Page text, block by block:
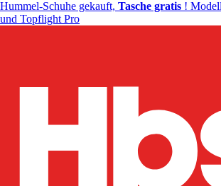
Hummel-Schuhe gekauft, Tasche gratis !
und Topflight Pro